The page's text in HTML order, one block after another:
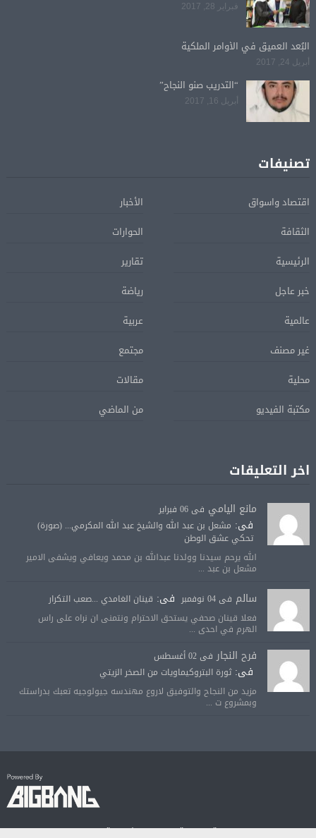
فبراير 28, 2017
البُعد العميق في الأوامر الملكية
أبريل 24, 2017
“التدريب صنو النجاح”
أبريل 16, 2017
تصنيفات
اقتصاد واسواق
الأخبار
الثقافة
الحوارات
الرئيسية
تقارير
خبر عاجل
رياضة
عالمية
عربية
غير مصنف
مجتمع
محلية
مقالات
مكتبة الفيديو
من الماضي
اخر التعليقات
مانع اليامي فى 06 فبراير
فى: مشعل بن عبد الله والشيخ عبد الله المكرمي... (صورة)
تحكي عشق الوطن
الله يرحم سيدنا وولدنا عبدالله بن محمد ويعافي ويشفى الامير
مشعل بن عبد ...
سالم فى 04 نوفمبر فى: قينان الغامدي ...صعب التكرار
فعلا قينان صحفي يستحق الاحترام ونتمنى ان نراه على راس
الهرم في احدى ...
فرح النجار فى 02 أغسطس
فى:ثورة البتروكيماويات من الصخر الزيتي
مزيد من النجاح والتوفيق لاروع مهندسه جيولوجيه تعبك بدراستك
وبمشروع ت ...
© جميع الحقوق محفوظة لصحيفة الجودة الالكترونية 2018